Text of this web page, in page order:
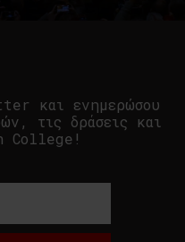
και ενημερώσου
τις δράσεις και
College!